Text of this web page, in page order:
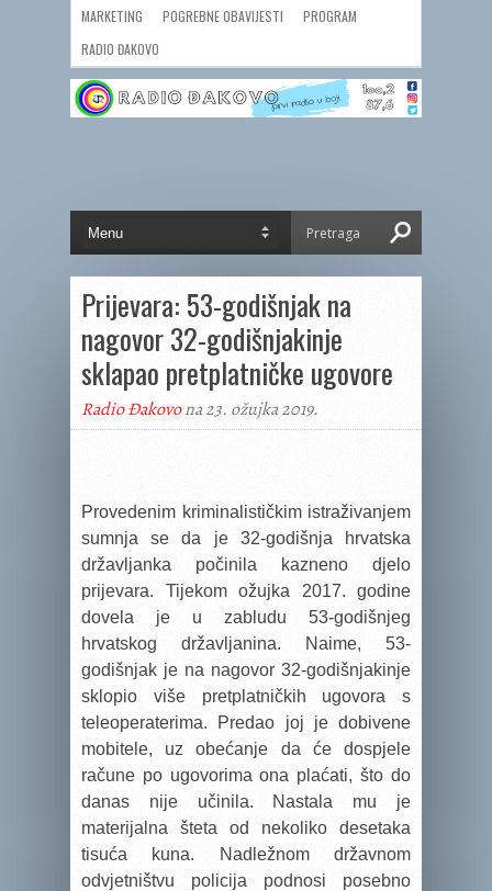
MARKETING POGREBNE OBAVIJESTI
PROGRAM
RADIO ĐAKOVO
Prijevara: 53-godišnjak na
nagovor 32-godišnjakinje
sklapao pretplatničke ugovore
Radio Đakovona 23. ožujka 2019.
Provedenim kriminalističkim istraživanjem
sumnja se da je 32-godišnja hrvatska
državljanka počinila kazneno djelo
prijevara. Tijekom ožujka 2017. godine
dovela je u zabludu 53-godišnjeg
hrvatskog državljanina. Naime, 53-
godišnjak je na nagovor 32-godišnjakinje
sklopio više pretplatničkih ugovora s
teleoperaterima. Predao joj je dobivene
mobitele, uz obećanje da će dospjele
račune po ugovorima ona plaćati, što do
danas nije učinila. Nastala mu je
materijalna šteta od nekoliko desetaka
tisuća kuna. Nadležnom državnom
odvjetništvu policija podnosi posebno